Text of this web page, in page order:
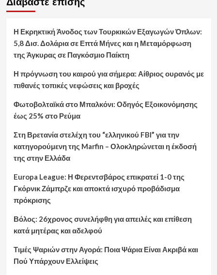
Η Εκρηκτική Άνοδος των Τουρκικών Εξαγωγών Όπλων:
5,8 Δισ. Δολάρια σε Επτά Μήνες και η Μεταμόρφωση
της Άγκυρας σε Παγκόσμιο Παίκτη
Η πρόγνωση του καιρού για σήμερα: Αίθριος ουρανός με
πιθανές τοπικές νεφώσεις και βροχές
Φωτοβολταϊκά στο Μπαλκόνι: Οδηγός Εξοικονόμησης
έως 25% στο Ρεύμα
Στη Βρετανία στελέχη του “ελληνικού FBI” για την
κατηγορούμενη της Marfin – Ολοκληρώνεται η έκδοσή
της στην Ελλάδα
Europa League: Η Φερεντσβάρος επικρατεί 1-0 της
Γκόρνικ Ζάμπρζε και αποκτά ισχυρό προβάδισμα
πρόκρισης
Βόλος: 26χρονος συνελήφθη για απειλές και επίθεση
κατά μητέρας και αδελφού
Τιμές Ψαριών στην Αγορά: Ποια Ψάρια Είναι Ακριβά και
Πού Υπάρχουν Ελλείψεις